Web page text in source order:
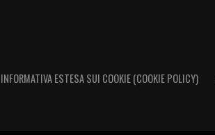
INFORMATIVA ESTESA SUI COOKIE (COOKIE POLICY)